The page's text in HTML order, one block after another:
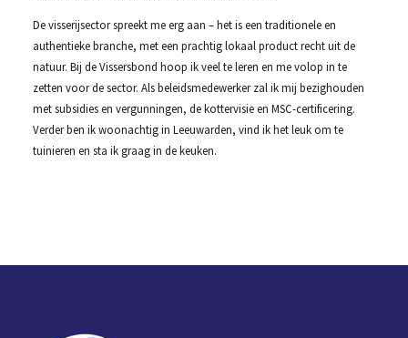
De visserijsector spreekt me erg aan – het is een traditionele en
authentieke branche, met een prachtig lokaal product recht uit de
natuur. Bij de Vissersbond hoop ik veel te leren en me volop in te
zetten voor de sector. Als beleidsmedewerker zal ik mij bezighouden
met subsidies en vergunningen, de kottervisie en MSC-certificering.
Verder ben ik woonachtig in Leeuwarden, vind ik het leuk om te
tuinieren en sta ik graag in de keuken.